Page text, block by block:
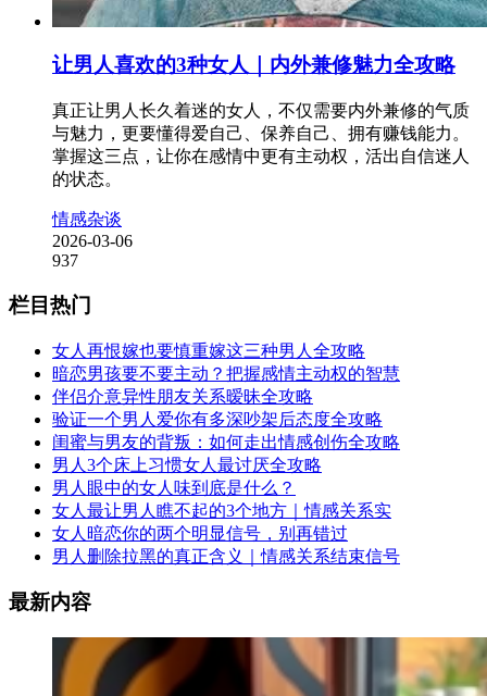
让男人喜欢的3种女人｜内外兼修魅力全攻略
真正让男人长久着迷的女人，不仅需要内外兼修的气质
与魅力，更要懂得爱自己、保养自己、拥有赚钱能力。
掌握这三点，让你在感情中更有主动权，活出自信迷人
的状态。
情感杂谈
2026-03-06
937
栏目热门
女人再恨嫁也要慎重嫁这三种男人全攻略
暗恋男孩要不要主动？把握感情主动权的智慧
伴侣介意异性朋友关系暧昧全攻略
验证一个男人爱你有多深吵架后态度全攻略
闺蜜与男友的背叛：如何走出情感创伤全攻略
男人3个床上习惯女人最讨厌全攻略
男人眼中的女人味到底是什么？
女人最让男人瞧不起的3个地方｜情感关系实
女人暗恋你的两个明显信号，别再错过
男人删除拉黑的真正含义｜情感关系结束信号
最新内容